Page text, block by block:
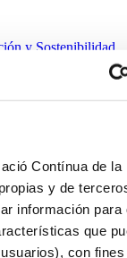
Contínua de la
y de
información para
que
con fines
y Sostenibilidad
Diseño y
del Deporte